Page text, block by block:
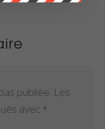
publiée. Les
avec *